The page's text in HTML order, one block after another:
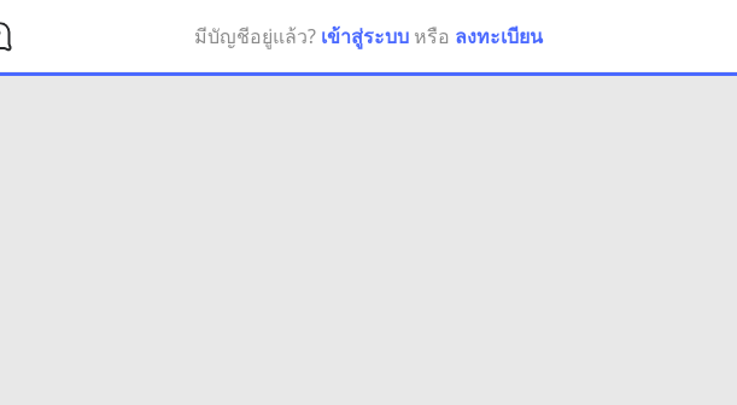
มีบัญชีอยู่แล้ว? เข้าสู่ระบบ หรือ ลงทะเบียน